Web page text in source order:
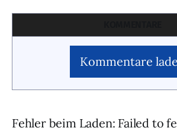
Kommentare
Fehler beim Laden: Failed to